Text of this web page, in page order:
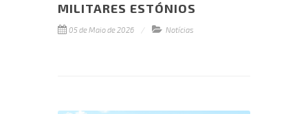
MILITARES ESTÓNIOS
05 de Maio de 2026 Notícias